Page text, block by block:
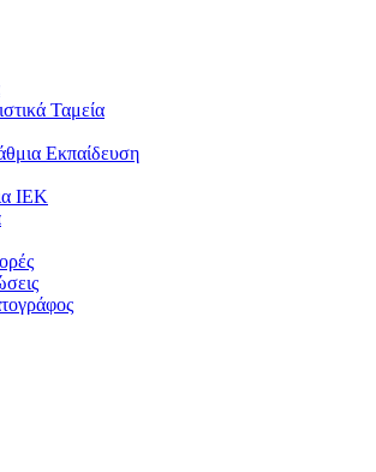
Ταμεία
Εκπαίδευση
ΙΕΚ